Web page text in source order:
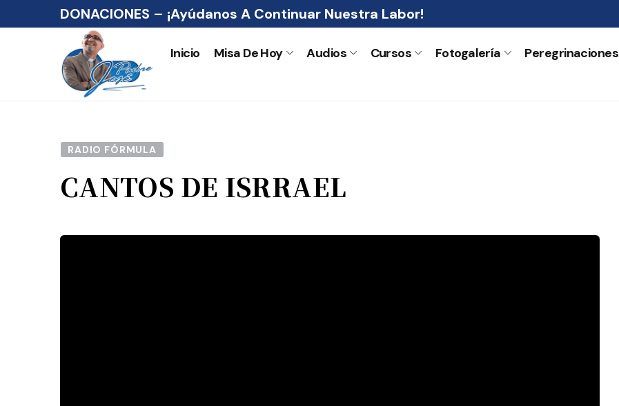
DONACIONES – ¡Ayúdanos A Continuar Nuestra Labor!
Inicio Misa De Hoy Audios Cursos Fotogalería Peregrinaciones
RADIO FÓRMULA
CANTOS DE ISRRAEL